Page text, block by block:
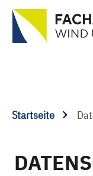
Startseite